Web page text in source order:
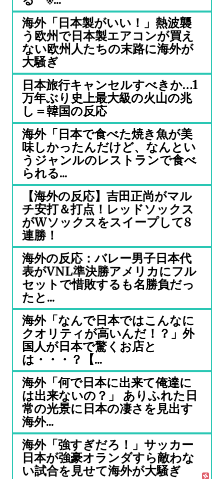
海外「日本製がいい！」熱波襲
う欧州で日本製エアコンが買え
ない欧州人たちの末路に海外が
大騒ぎ
日本旅行キャンセルすべきか…1
万年ぶり史上最大級の火山の兆
し＝韓国の反応
海外「日本で食べた焼き魚が美
味しかったんだけど、なんとい
うジャンルのレストランで食べ
られる...
【海外の反応】吉田正尚がマル
チ安打＆打点！レッドソックス
がWソックスをスイープして8
連勝！
海外の反応：バレー男子日本代
表がVNL準決勝アメリカにフル
セットで惜敗するも名勝負だっ
たと...
海外「なんで日本ではこんなに
クオリティが高いんだ！？」外
国人が日本で驚くお店と
は・・・？【...
海外「何で日本に出来て俺達に
は出来ないの？」 ありふれた日
常の光景に日本の凄さを見出す
海外...
海外「強すぎだろ！」サッカー
日本が強豪オランダすら敵わな
い試合を見せて海外が大騒ぎ